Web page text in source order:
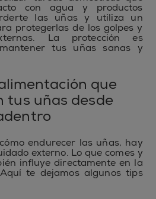
con agua y productos
las uñas y utiliza un
protegerlas de los golpes y
La protección es
tus uñas sanas y
que
tus uñas desde
endurecer las uñas, hay
externo. Lo que comes y
influye directamente en la
te dejamos algunos tips